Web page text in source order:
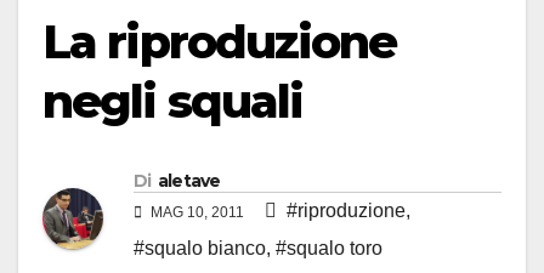
La riproduzione
negli squali
Di aletave
MAG 10, 2011 #riproduzione,
#squalo bianco, #squalo toro